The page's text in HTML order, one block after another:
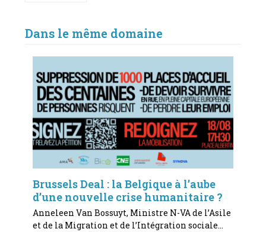
Dans le même domaine
Brussels Deal : la Belgique à l’aube
d’une nouvelle crise humanitaire ?
Anneleen Van Bossuyt, Ministre N-VA de l’Asile
et de la Migration et de l’Intégration sociale…